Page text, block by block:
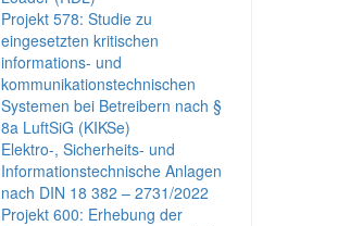
Projekt 578: Studie zu
eingesetzten kritischen
informations- und
kommunikationstechnischen
Systemen bei Betreibern nach §
8a LuftSiG (KIKSe)
Elektro-, Sicherheits- und
Informationstechnische Anlagen
nach DIN 18 382 – 2731/2022
Projekt 600: Erhebung der